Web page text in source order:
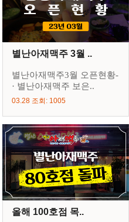
별난아재맥주 3월 ..
별난아재맥주3월 오픈현황-
· 별난아재맥주 보은..
03.28 조회: 1005
올해 100호점 목..